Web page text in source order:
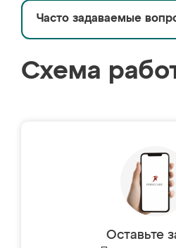
Часто задаваемые
Схема
Оставьте